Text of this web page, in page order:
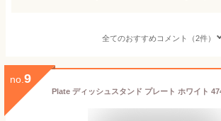
全てのおすすめコメント（2件）
no. 9